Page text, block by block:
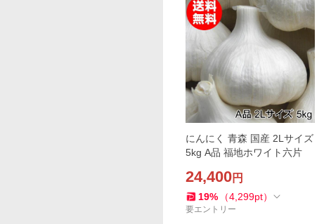
にんにく 青森 国産 2Lサイズ
5kg A品 福地ホワイト六片
24,400円
19% （4,299pt）
要エントリー